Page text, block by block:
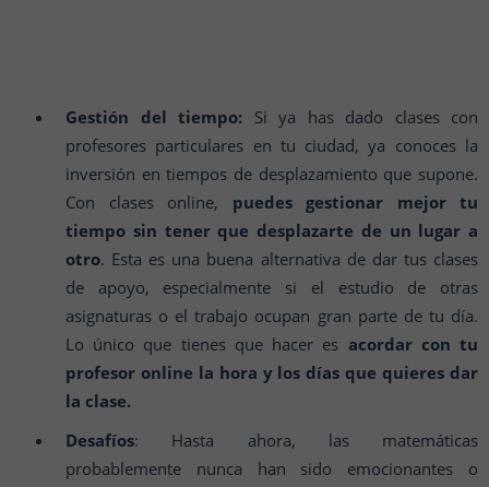
Gestión del tiempo: Si ya has dado clases con
profesores particulares en tu ciudad, ya conoces la
inversión en tiempos de desplazamiento que supone.
Con clases online, puedes gestionar mejor tu
tiempo sin tener que desplazarte de un lugar a
otro. Esta es una buena alternativa de dar tus clases
de apoyo, especialmente si el estudio de otras
asignaturas o el trabajo ocupan gran parte de tu día.
Lo único que tienes que hacer es acordar con tu
profesor online la hora y los días que quieres dar
la clase.
Desafíos: Hasta ahora, las matemáticas
probablemente nunca han sido emocionantes o